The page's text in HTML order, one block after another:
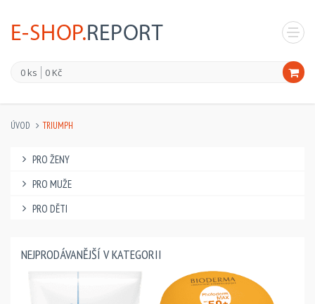
0 ks 0 Kč
ÚVOD TRIUMPH
PRO ŽENY
PRO MUŽE
PRO DĚTI
NEJPRODÁVANĚJŠÍ V KATEGORII